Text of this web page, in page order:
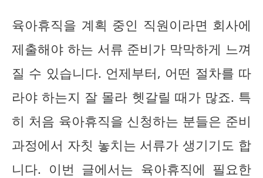
육아휴직을 계획 중인 직원이라면 회사에
제출해야 하는 서류 준비가 막막하게 느껴
질 수 있습니다. 언제부터, 어떤 절차를 따
라야 하는지 잘 몰라 헷갈릴 때가 많죠. 특
히 처음 육아휴직을 신청하는 분들은 준비
과정에서 자칫 놓치는 서류가 생기기도 합
니다. 이번 글에서는 육아휴직에 필요한